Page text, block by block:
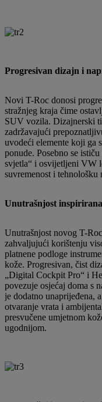
Progresivan dizajn i
Novi T-Roc donosi
stražnjeg kraja čime
SUV vozila. Dizajnerski
zadržavajući
uvodeći elemente koji ga
ponude. Posebno se
svjetla“ i osvijetljeni VW
suvremenost i tehnološku
Unutrašnjost
Unutrašnjost novog T-
zahvaljujući korištenju
platnene podloge
kože. Progresivan, čist
„Digital Cockpit Pro“ i
povezuje osjećaj doma s
je dodatno unaprijeđena,
otvaranje vrata i
presvučene umjetnom
ugodnijom.